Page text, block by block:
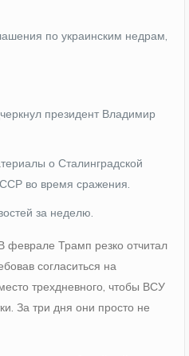
по украинским недрам,
президент Владимир
о Сталинградской
во время сражения.
за неделю.
феврале Трамп резко отчитал
согласиться на
трехдневного, чтобы ВСУ
За три дня они просто не